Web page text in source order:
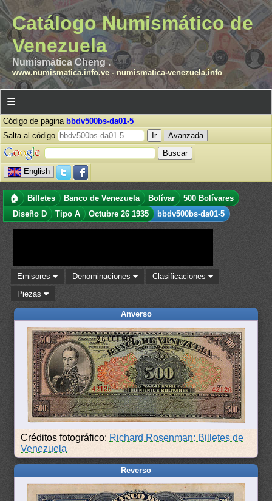
Catálogo Numismático de
Venezuela
Numismática Cheng .
www.numismatica.info.ve- numismatica-venezuela.info
☰
Código de página bbdv500bs-da01-5
Salta al código
Avanzada
English
🏠 Billetes Banco de Venezuela Bolívar
500 Bolívares
Diseño D
Tipo A Octubre 26 1935 bbdv500bs-da01-5
Emisores Denominaciones
Clasificaciones
Piezas
Anverso
Créditos fotográfico: Richard Rosenman: Billetes de
Venezuela
Reverso